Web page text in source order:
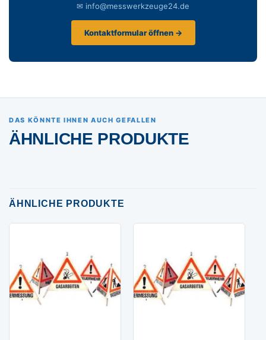
✉ info@messwerkzeuge24.de
Kontaktformular öffnen →
DAS KÖNNTE IHNEN AUCH GEFALLEN
ÄHNLICHE PRODUKTE
ÄHNLICHE PRODUKTE